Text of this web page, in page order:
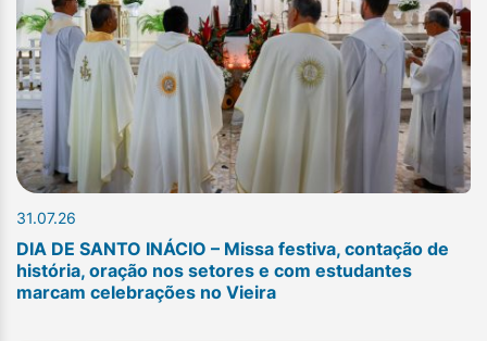
31.07.26
DIA DE SANTO INÁCIO – Missa festiva, contação de
história, oração nos setores e com estudantes
marcam celebrações no Vieira